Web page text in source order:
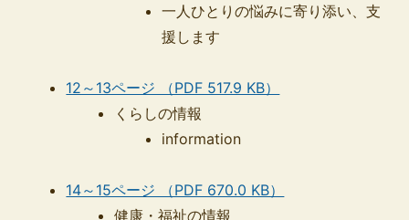
一人ひとりの悩みに寄り添い、支
援します
12～13ページ （PDF 517.9 KB）
くらしの情報
​​​​​​​information
14～15ページ （PDF 670.0 KB）
健康・福祉の情報